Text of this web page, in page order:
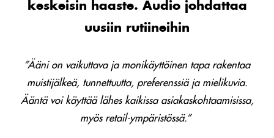
keskeisin haaste. Audio johdattaa
uusiin rutiineihin
”Ääni on vaikuttava ja monikäyttöinen tapa rakentaa
muistijälkeä, tunnettuutta, preferenssiä ja mielikuvia.
Ääntä voi käyttää lähes kaikissa asiakaskohtaamisissa,
myös retail-ympäristössä.”